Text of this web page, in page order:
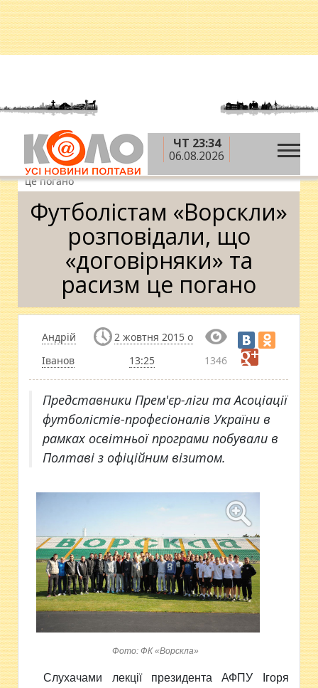
ЧТ 23:34
06.08.2026
Головна » Новини » Спорт »Футболістам
«Ворскли» розповідали, що «договірняки» та расизм
це погано
Футболістам «Ворскли»
розповідали, що
«договірняки» та
расизм це погано
Андрій
Іванов
2 жовтня 2015 о
13:25
1346
​Представники Прем'єр-ліги та Асоціації
футболістів-професіоналів України в
рамках освітньої програми побували в
Полтаві з офіційним візитом.
Фото: ФК «Ворскла»
Слухачами лекції президента АФПУ Ігоря